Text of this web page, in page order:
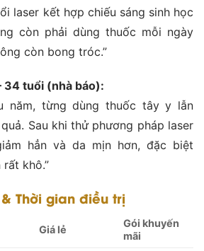
laser kết hợp chiếu sáng sinh học
còn phải dùng thuốc mỗi ngày
còn bong tróc.”
34 tuổi (nhà báo):
năm, từng dùng thuốc tây y lẫn
Sau khi thử phương pháp laser
hẳn và da mịn hơn, đặc biệt
khô.”
Thời gian điều trị
Giá lẻ
Gói khuyến
mãi